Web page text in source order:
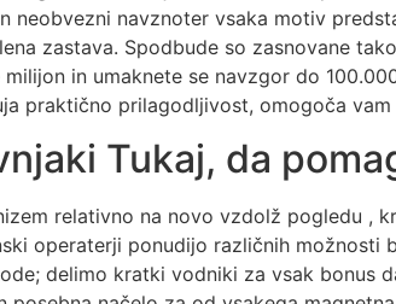
neobvezni navznoter vsaka motiv
zastava. Spodbude so zasnovane
milijon in umaknete se navzgor do
praktično prilagodljivost, omogoča
Tukaj, da
relativno na novo vzdolž pogledu ,
operaterji ponudijo različnih možnosti
delimo kratki vodniki za vsak bonus